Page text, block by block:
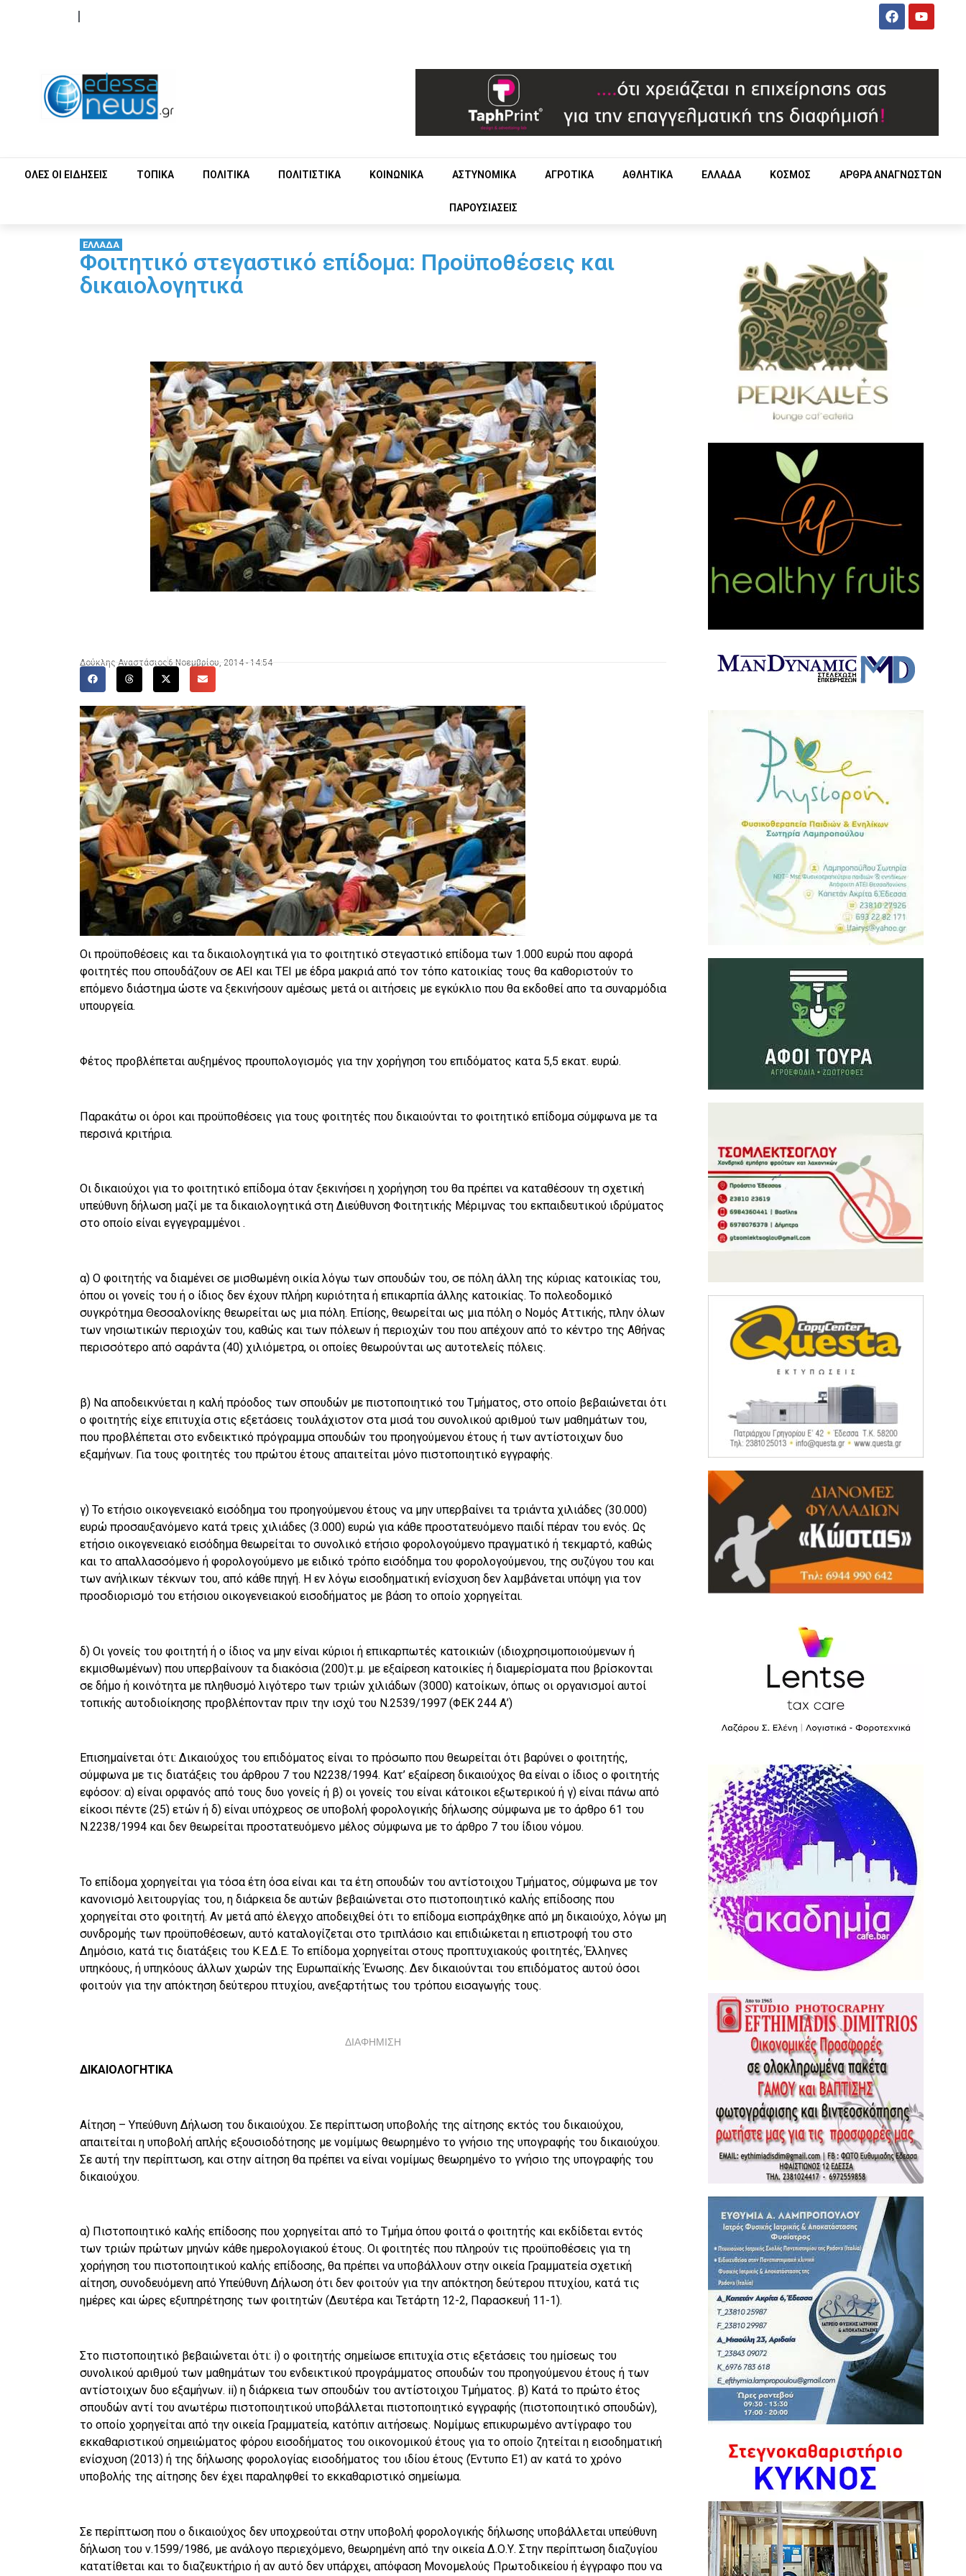
ΟΛΕΣ ΟΙ ΕΙΔΗΣΕΙΣ ΤΟΠΙΚΑ ΠΟΛΙΤΙΚΑ ΠΟΛΙΤΙΣΤΙΚΑ ΚΟΙΝΩΝΙΚΑ ΑΣΤΥΝΟΜΙΚΑ ΑΓΡΟΤΙΚΑ ΑΘΛΗΤΙΚΑ ΕΛΛΑΔΑ ΚΟΣΜΟΣ ΑΡΘΡΑ ΑΝΑΓΝΩΣΤΩΝ
ΠΑΡΟΥΣΙΑΣΕΙΣ
ΕΛΛΑΔΑ
Φοιτητικό στεγαστικό επίδομα: Προϋποθέσεις και
δικαιολογητικά
Δούκλης Αναστάσιος 6 Νοεμβρίου, 2014 - 14:54
Οι προϋποθέσεις και τα δικαιολογητικά για το φοιτητικό στεγαστικό επίδομα των 1.000 ευρώ που αφορά
φοιτητές που σπουδάζουν σε ΑΕΙ και ΤΕΙ με έδρα μακριά από τον τόπο κατοικίας τους θα καθοριστούν το
επόμενο διάστημα ώστε να ξεκινήσουν αμέσως μετά οι αιτήσεις με εγκύκλιο που θα εκδοθεί απο τα συναρμόδια
υπουργεία.
Φέτος προβλέπεται αυξημένος προυπολογισμός για την χορήγηση του επιδόματος κατα 5,5 εκατ. ευρώ.
Παρακάτω οι όροι και προϋποθέσεις για τους φοιτητές που δικαιούνται το φοιτητικό επίδομα σύμφωνα με τα
περσινά κριτήρια.
Οι δικαιούχοι για το φοιτητικό επίδομα όταν ξεκινήσει η χορήγηση του θα πρέπει να καταθέσουν τη σχετική
υπεύθυνη δήλωση μαζί με τα δικαιολογητικά στη Διεύθυνση Φοιτητικής Μέριμνας του εκπαιδευτικού ιδρύματος
στο οποίο είναι εγγεγραμμένοι .
α) Ο φοιτητής να διαμένει σε μισθωμένη οικία λόγω των σπουδών του, σε πόλη άλλη της κύριας κατοικίας του,
όπου οι γονείς του ή ο ίδιος δεν έχουν πλήρη κυριότητα ή επικαρπία άλλης κατοικίας. Το πολεοδομικό
συγκρότημα Θεσσαλονίκης θεωρείται ως μια πόλη. Επίσης, θεωρείται ως μια πόλη ο Νομός Αττικής, πλην όλων
των νησιωτικών περιοχών του, καθώς και των πόλεων ή περιοχών του που απέχουν από το κέντρο της Αθήνας
περισσότερο από σαράντα (40) χιλιόμετρα, οι οποίες θεωρούνται ως αυτοτελείς πόλεις.
β) Να αποδεικνύεται η καλή πρόοδος των σπουδών με πιστοποιητικό του Τμήματος, στο οποίο βεβαιώνεται ότι
ο φοιτητής είχε επιτυχία στις εξετάσεις τουλάχιστον στα μισά του συνολικού αριθμού των μαθημάτων του,
που προβλέπεται στο ενδεικτικό πρόγραμμα σπουδών του προηγούμενου έτους ή των αντίστοιχων δυο
εξαμήνων. Για τους φοιτητές του πρώτου έτους απαιτείται μόνο πιστοποιητικό εγγραφής.
γ) Το ετήσιο οικογενειακό εισόδημα του προηγούμενου έτους να μην υπερβαίνει τα τριάντα χιλιάδες (30.000)
ευρώ προσαυξανόμενο κατά τρεις χιλιάδες (3.000) ευρώ για κάθε προστατευόμενο παιδί πέραν του ενός. Ως
ετήσιο οικογενειακό εισόδημα θεωρείται το συνολικό ετήσιο φορολογούμενο πραγματικό ή τεκμαρτό, καθώς
και το απαλλασσόμενο ή φορολογούμενο με ειδικό τρόπο εισόδημα του φορολογούμενου, της συζύγου του και
των ανήλικων τέκνων του, από κάθε πηγή. Η εν λόγω εισοδηματική ενίσχυση δεν λαμβάνεται υπόψη για τον
προσδιορισμό του ετήσιου οικογενειακού εισοδήματος με βάση το οποίο χορηγείται.
δ) Οι γονείς του φοιτητή ή ο ίδιος να μην είναι κύριοι ή επικαρπωτές κατοικιών (ιδιοχρησιμοποιούμενων ή
εκμισθωμένων) που υπερβαίνουν τα διακόσια (200)τ.μ. με εξαίρεση κατοικίες ή διαμερίσματα που βρίσκονται
σε δήμο ή κοινότητα με πληθυσμό λιγότερο των τριών χιλιάδων (3000) κατοίκων, όπως οι οργανισμοί αυτοί
τοπικής αυτοδιοίκησης προβλέπονταν πριν την ισχύ του Ν.2539/1997 (ΦΕΚ 244 Α’)
Επισημαίνεται ότι: Δικαιούχος του επιδόματος είναι το πρόσωπο που θεωρείται ότι βαρύνει ο φοιτητής,
σύμφωνα με τις διατάξεις του άρθρου 7 του Ν2238/1994. Κατ’ εξαίρεση δικαιούχος θα είναι ο ίδιος ο φοιτητής
εφόσον: α) είναι ορφανός από τους δυο γονείς ή β) οι γονείς του είναι κάτοικοι εξωτερικού ή γ) είναι πάνω από
είκοσι πέντε (25) ετών ή δ) είναι υπόχρεος σε υποβολή φορολογικής δήλωσης σύμφωνα με το άρθρο 61 του
Ν.2238/1994 και δεν θεωρείται προστατευόμενο μέλος σύμφωνα με το άρθρο 7 του ίδιου νόμου.
Το επίδομα χορηγείται για τόσα έτη όσα είναι και τα έτη σπουδών του αντίστοιχου Τμήματος, σύμφωνα με τον
κανονισμό λειτουργίας του, η διάρκεια δε αυτών βεβαιώνεται στο πιστοποιητικό καλής επίδοσης που
χορηγείται στο φοιτητή. Αν μετά από έλεγχο αποδειχθεί ότι το επίδομα εισπράχθηκε από μη δικαιούχο, λόγω μη
συνδρομής των προϋποθέσεων, αυτό καταλογίζεται στο τριπλάσιο και επιδιώκεται η επιστροφή του στο
Δημόσιο, κατά τις διατάξεις του Κ.Ε.Δ.Ε. Το επίδομα χορηγείται στους προπτυχιακούς φοιτητές, Έλληνες
υπηκόους, ή υπηκόους άλλων χωρών της Ευρωπαϊκής Ένωσης. Δεν δικαιούνται του επιδόματος αυτού όσοι
φοιτούν για την απόκτηση δεύτερου πτυχίου, ανεξαρτήτως του τρόπου εισαγωγής τους.
ΔΙΑΦΗΜΙΣΗ
ΔΙΚΑΙΟΛΟΓΗΤΙΚΑ
Αίτηση – Υπεύθυνη Δήλωση του δικαιούχου. Σε περίπτωση υποβολής της αίτησης εκτός του δικαιούχου,
απαιτείται η υποβολή απλής εξουσιοδότησης με νομίμως θεωρημένο το γνήσιο της υπογραφής του δικαιούχου.
Σε αυτή την περίπτωση, και στην αίτηση θα πρέπει να είναι νομίμως θεωρημένο το γνήσιο της υπογραφής του
δικαιούχου.
α) Πιστοποιητικό καλής επίδοσης που χορηγείται από το Τμήμα όπου φοιτά ο φοιτητής και εκδίδεται εντός
των τριών πρώτων μηνών κάθε ημερολογιακού έτους. Οι φοιτητές που πληρούν τις προϋποθέσεις για τη
χορήγηση του πιστοποιητικού καλής επίδοσης, θα πρέπει να υποβάλλουν στην οικεία Γραμματεία σχετική
αίτηση, συνοδευόμενη από Υπεύθυνη Δήλωση ότι δεν φοιτούν για την απόκτηση δεύτερου πτυχίου, κατά τις
ημέρες και ώρες εξυπηρέτησης των φοιτητών (Δευτέρα και Τετάρτη 12-2, Παρασκευή 11-1).
Στο πιστοποιητικό βεβαιώνεται ότι: i) ο φοιτητής σημείωσε επιτυχία στις εξετάσεις του ημίσεως του
συνολικού αριθμού των μαθημάτων του ενδεικτικού προγράμματος σπουδών του προηγούμενου έτους ή των
αντίστοιχων δυο εξαμήνων. ii) η διάρκεια των σπουδών του αντίστοιχου Τμήματος. β) Κατά το πρώτο έτος
σπουδών αντί του ανωτέρω πιστοποιητικού υποβάλλεται πιστοποιητικό εγγραφής (πιστοποιητικό σπουδών),
το οποίο χορηγείται από την οικεία Γραμματεία, κατόπιν αιτήσεως. Νομίμως επικυρωμένο αντίγραφο του
εκκαθαριστικού σημειώματος φόρου εισοδήματος του οικονομικού έτους για το οποίο ζητείται η εισοδηματική
ενίσχυση (2013) ή της δήλωσης φορολογίας εισοδήματος του ιδίου έτους (Έντυπο Ε1) αν κατά το χρόνο
υποβολής της αίτησης δεν έχει παραληφθεί το εκκαθαριστικό σημείωμα.
Σε περίπτωση που ο δικαιούχος δεν υποχρεούται στην υποβολή φορολογικής δήλωσης υποβάλλεται υπεύθυνη
δήλωση του ν.1599/1986, με ανάλογο περιεχόμενο, θεωρημένη από την οικεία Δ.Ο.Υ. Στην περίπτωση διαζυγίου
κατατίθεται και το διαζευκτήριο ή αν αυτό δεν υπάρχει, απόφαση Μονομελούς Πρωτοδικείου ή έγγραφο που να